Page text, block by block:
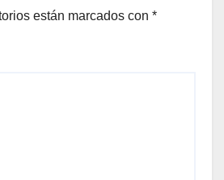
están marcados con *